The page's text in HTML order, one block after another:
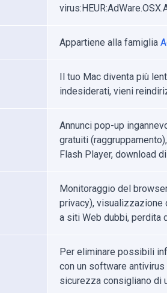
Appartiene alla famiglia
Il tuo Mac diventa più
indesiderati, vieni
Annunci pop-up
gratuiti
Flash Player, download
Monitoraggio del
privacy), visualizzazione
a siti Web dubbi, perdita
Per eliminare possibili
con un software
sicurezza consigliano di